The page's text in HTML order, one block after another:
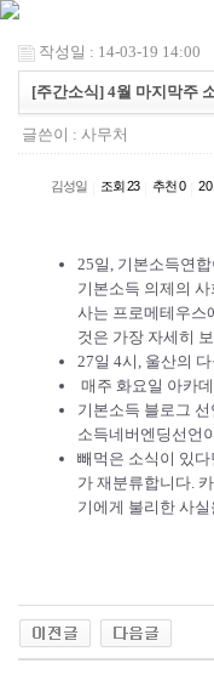
작성일 : 14-03-19 14:00
[주간소식] 4월 마지막주
글쓴이 : 사무처
김성일 조회 23 추천 0
25일, 기본소득연합
기본소득 의제의
사는 프로메테우스
것은 가장 자세히
27일 4시, 울산의
매주 화요일 아카
기본소득 블로그 선
소득네버엔딩선언
빼먹은 소식이 있
가 재분류합니다.
기에게 불리한 사